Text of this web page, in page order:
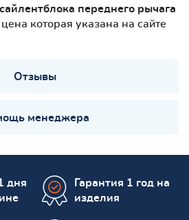
сайлентблокa переднего рычага
которая указана на сайте
Отзывы
менеджера
дня
Гарантия 1 год на
изделия